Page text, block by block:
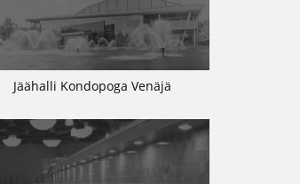
Jäähalli Kondopoga Venäjä